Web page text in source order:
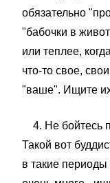
обязательно
"бабочки в
или теплее,
что-то свое,
"ваше". Ищите
4. Не бойтесь
Такой вот
в такие